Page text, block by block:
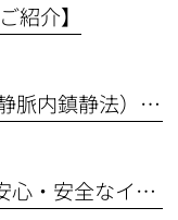
紹介】
IVS（（Intravenous Sedation：静脈内鎮静法））セミナーを受講しました🦷✨ ～より安全なインプラント治療のために～
😴💉 歯科麻酔静脈内鎮静法で安心・安全なインプラント手術🦷